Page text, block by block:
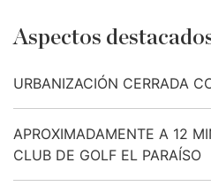
Aspectos
URBANIZACIÓN CERRADA
APROXIMADAMENTE A 12
CLUB DE GOLF EL PARAÍSO